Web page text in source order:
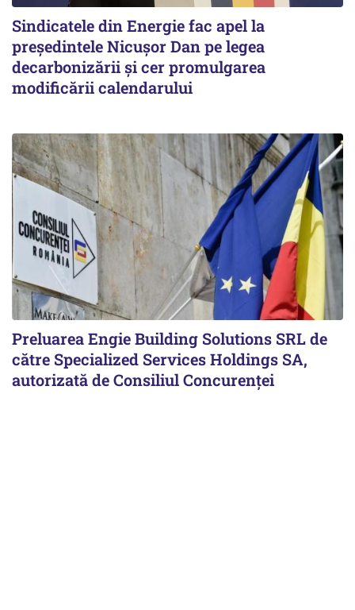
Sindicatele din Energie fac apel la
preşedintele Nicuşor Dan pe legea
decarbonizării şi cer promulgarea
modificării calendarului
Preluarea Engie Building Solutions SRL de
către Specialized Services Holdings SA,
autorizată de Consiliul Concurenţei